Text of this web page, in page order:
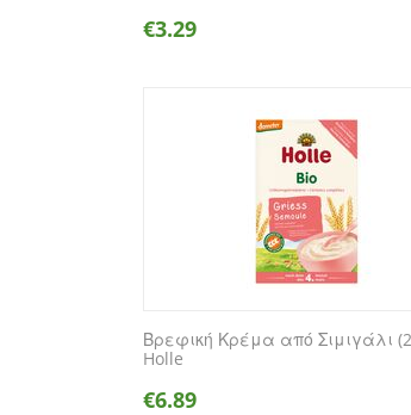
€3.29
Βρεφική Κρέμα από Σιμιγάλι
Holle
€6.89